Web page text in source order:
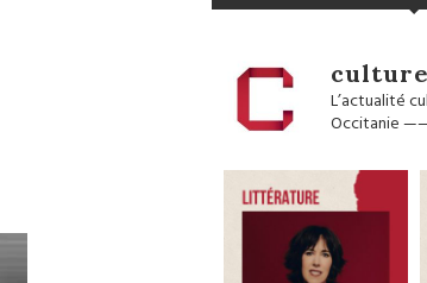
L’actualité
Occitanie